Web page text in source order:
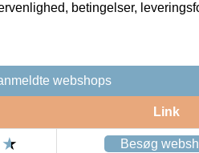
betingelser,
webshops
Link
Besøg